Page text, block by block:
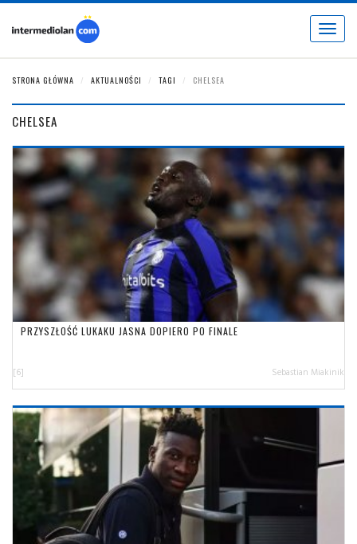
Toggle
STRONA GŁÓWNA AKTUALNOŚCI TAGI CHELSEA
CHELSEA
PRZYSZŁOŚĆ LUKAKU JASNA DOPIERO PO FINALE
[6] Sebastian Miakinik